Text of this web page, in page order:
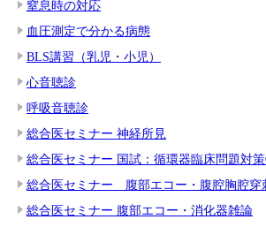
窒息時の対応
血圧測定で分かる病態
BLS講習（乳児・小児）
心音聴診
呼吸音聴診
総合医セミナー 神経所見
総合医セミナー 国試：循環器臨床問題対
総合医セミナー 腹部エコー・腹腔胸腔穿
総合医セミナー 腹部エコー・消化器雑論